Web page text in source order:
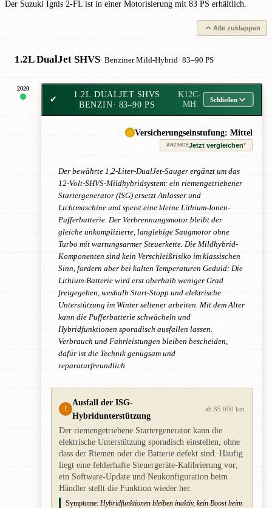
Der Suzuki Ignis 2-FL ist in einer Motorisierung mit 83 PS erhältlich.
Alle zuklappen
1.2L DualJet SHVS· Benziner Mild-Hybrid· 83–90 PS
2020
✔
1.2L DUALJET SHVS
BENZIN· 83–90 PS
K12C-
MH
Schließen
Versicherungseinstufung: Mittel
ANZEIGEJetzt vergleichen*
Der bewährte 1,2-Liter-DualJet-Sauger ergänzt um das
12-Volt-SHVS-Mildhybridsystem: ein riemengetriebener
Startergenerator (ISG) ersetzt Anlasser und
Lichtmaschine und speist eine kleine Lithium-Ionen-
Pufferbatterie. Der Verbrennungsmotor bleibt der
gleiche unkomplizierte, langlebige Saugmotor ohne
Turbo mit wartungsarmer Steuerkette. Die Mildhybrid-
Komponenten sind kein Verschleißrisiko im klassischen
Sinn, fordern aber bei kalten Temperaturen Geduld: Die
Lithium-Batterie wird erst oberhalb weniger Grad
freigegeben, weshalb Start-Stopp und elektrische
Unterstützung im Winter seltener arbeiten. Mit dem Alter
kann die Pufferbatterie schwächeln und
Hybridfunktionen sporadisch ausfallen lassen.
Verbrauch und Fahrleistungen bleiben bescheiden,
dafür ist die Technik genügsam und
reparaturfreundlich.
!
Ausfall der ISG-
Hybridunterstützung
ab 85.000 km
Der riemengetriebene Startergenerator kann die
elektrische Unterstützung sporadisch einstellen, ohne
dass der Riemen oder die Batterie defekt sind. Häufig
liegt eine fehlerhafte Steuergeräte-Kalibrierung vor;
ein Software-Update und Neukonfiguration beim
Händler stellt die Funktion wieder her.
Symptome: Hybridfunktionen bleiben inaktiv, kein Boost beim